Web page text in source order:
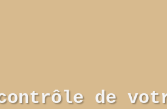
contrôle de